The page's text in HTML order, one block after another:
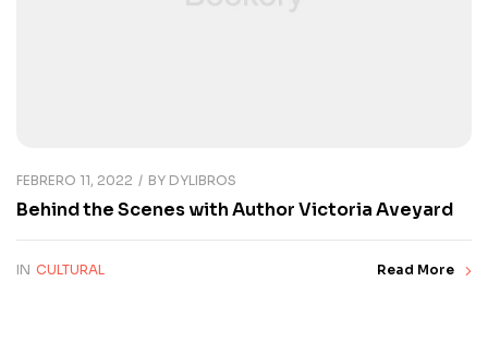
FEBRERO 11, 2022 BY DYLIBROS
Behind the Scenes with Author Victoria Aveyard
IN CULTURAL Read More